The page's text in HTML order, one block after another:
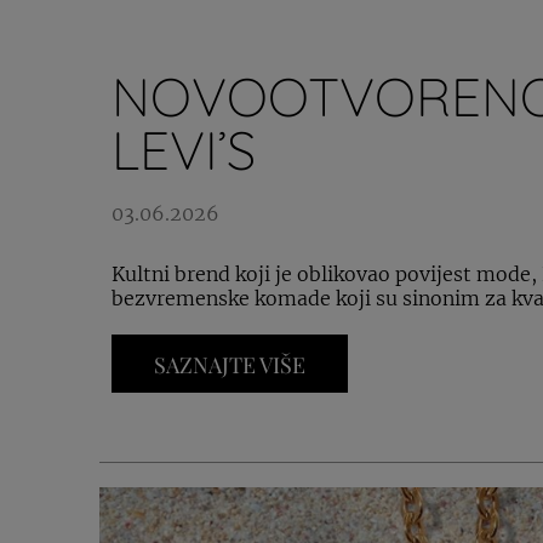
LEVI’S
03.06.2026
Kultni brend koji je oblikovao povijest mode,
bezvremenske komade koji su sinonim za
SAZNAJTE VIŠE